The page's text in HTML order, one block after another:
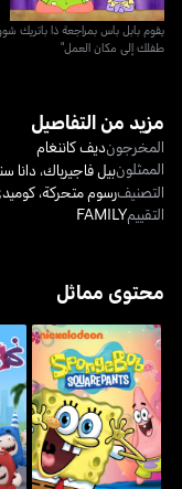
يقوم بابل باس بمراجعة ذا باتريك
طفلك إلى مكان العمل"
مزيد من التفاصيل
المخرجونديف كاننغام
الممثلونبيل فاجيرباك، دانا
التصنيفرسوم متحركة،
التقييمFAMILY
محتوى مماثل
سبونجبوب سكويربانتس